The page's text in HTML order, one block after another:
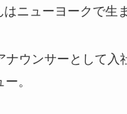
ニューヨークで生
ナウンサーとして入
。